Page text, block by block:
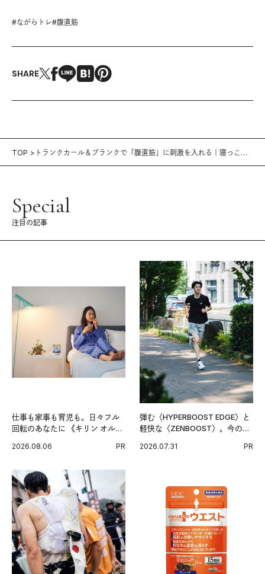
#ながらトレ#腹直筋
SHARE
TOP
トランクカール＆プランクで「腹直筋」に刺激を入れる｜寝っころ
Special
注目の記事
仕事も家事も育児も。日々フル
回転のあなたに 《キリン オルニ
2026.08.06 PR
弾む〈HYPERBOOST EDGE〉と
軽快な〈ZENBOOST〉。今の時
出した新機軸。
2026.07.31 PR